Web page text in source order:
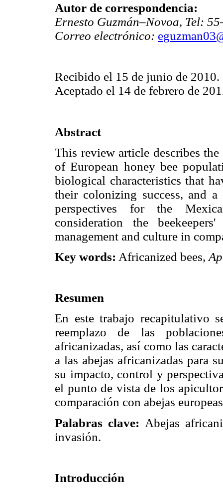
Autor de correspondencia:
Ernesto Guzmán–Novoa, Tel:
Correo electrónico:
Recibido el 15 de junio de 2010.
Aceptado el 14 de febrero de
Abstract
This review article describes
of European honey bee
biological characteristics that
their colonizing success, and
perspectives for the
consideration the
management and culture in
Key words: Africanized bees,
Resumen
En este trabajo recapitulativo
reemplazo de las
africanizadas, así como las
a las abejas africanizadas para
su impacto, control y
el punto de vista de los
comparación con abejas
Palabras clave: Abejas
invasión.
Introducción